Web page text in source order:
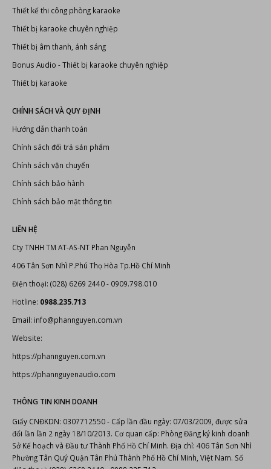
Thiết kế thi công phòng karaoke
Thiết bị karaoke chuyên nghiệp
Thiết bị âm thanh, ánh sáng
Bonus Audio -Thiết bị karaoke chuyên nghiệp
Thiết bị karaoke
CHÍNH SÁCH VÀ QUY ĐỊNH
Hướng dẫn thanh toán
Chính sách đổi trả sản phẩm
Chính sách vận chuyển
Chính sách bảo hành
Chính sách bảo mật thông tin
LIÊN HỆ
Cty TNHH TM AT-AS-NT Phan Nguyễn
406 Tân Sơn Nhì P.Phú Thọ Hòa Tp.Hồ Chí Minh
Điện thoại: (028) 6269 2440 - 0909.798.010
Hotline: 0988.235.713
Email: info@phannguyen.com.vn
Website:
https://phannguyen.com.vn
https://phannguyenaudio.com
THÔNG TIN KINH DOANH
Giấy CNĐKDN: 0307712550 - Cấp lần đầu ngày: 07/03/2009, được sửa
đổi lần lần 2 ngày 18/10/2013. Cơ quan cấp: Phòng Đăng ký kinh doanh
Sở Kế hoạch và Đầu tư Thành Phố Hồ Chí Minh. Địa chỉ: 406 Tân Sơn Nhì
Phường Tân Quý Quận Tân Phú Thành Phố Hồ Chí Minh, Việt Nam. Số